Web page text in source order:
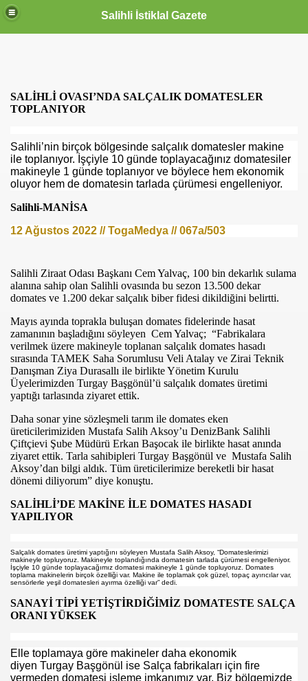
Salihli İstiklal Gazete
SALİHLİ OVASI’NDA SALÇALIK DOMATESLER
TOPLANIYOR
Salihli’nin birçok bölgesinde salçalık domatesler makine
ile toplanıyor. İşçiyle 10 günde toplayacağınız domatesiler
makineyle 1 günde toplanıyor ve böylece hem ekonomik
oluyor hem de domatesin tarlada çürümesi engelleniyor.
Salihli-MANİSA
12 Ağustos 2022 // TogaMedya // 067a/503
Salihli Ziraat Odası Başkanı Cem Yalvaç, 100 bin dekarlık sulama
alanına sahip olan Salihli ovasında bu sezon 13.500 dekar
domates ve 1.200 dekar salçalık biber fidesi dikildiğini belirtti.
Mayıs ayında toprakla buluşan domates fidelerinde hasat
zamanının başladığını söyleyen Cem Yalvaç; “Fabrikalara
verilmek üzere makineyle toplanan salçalık domates hasadı
sırasında TAMEK Saha Sorumlusu Veli Atalay ve Zirai Teknik
Danışman Ziya Durasallı ile birlikte Yönetim Kurulu
Üyelerimizden Turgay Başgönül’ü salçalık domates üretimi
yaptığı tarlasında ziyaret ettik.
Daha sonar yine sözleşmeli tarım ile domates eken
üreticilerimiziden Mustafa Salih Aksoy’u DenizBank Salihli
Çiftçievi Şube Müdürü Erkan Başocak ile birlikte hasat anında
ziyaret ettik. Tarla sahibipleri Turgay Başgönül ve Mustafa Salih
Aksoy’dan bilgi aldık. Tüm üreticilerimize bereketli bir hasat
dönemi diliyorum” diye konuştu.
SALİHLİ’DE MAKİNE İLE DOMATES HASADI
YAPILIYOR
Salçalık domates üretimi yaptığını söyleyen Mustafa Salih Aksoy, “Domateslerimizi
makineyle topluyoruz. Makineyle toplandığında domatesin tarlada çürümesi engelleniyor.
İşçiyle 10 günde toplayacağımız domatesi makineyle 1 günde topluyoruz. Domates
toplama makinelerin birçok özelliği var. Makine ile toplamak çok güzel, topaç ayırıcılar var,
sensörlerle yeşil domatesleri ayırma özelliği var” dedi.
SANAYİ TİPİ YETİŞTİRDİĞİMİZ DOMATESTE SALÇA
ORANI YÜKSEK
Elle toplamaya göre makineler daha ekonomik
diyen Turgay Başgönül ise Salça fabrikaları için fire
vermeden domatesi işleme imkanımız var. Biz bölgemizde
DÜZENLEMESİ